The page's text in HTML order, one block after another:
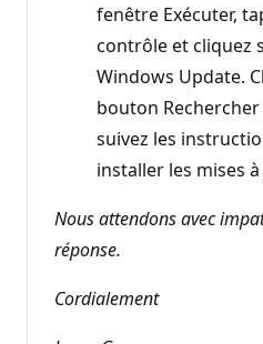
fenêtre Exécuter,
contrôle et cliquez
Windows Update.
bouton
suivez les
installer les mises
Nous attendons avec
réponse.
Cordialement